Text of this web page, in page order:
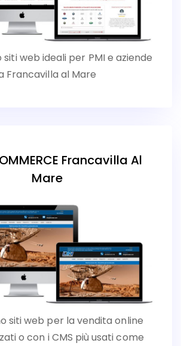
web ideali per PMI e aziende
Francavilla al Mare
Francavilla Al
Mare
siti web per la vendita online
o con i CMS più usati come